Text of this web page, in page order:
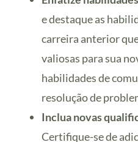
e destaque as
carreira anterior
valiosas para sua
habilidades de
resolução de
Inclua novas
Certifique-se de